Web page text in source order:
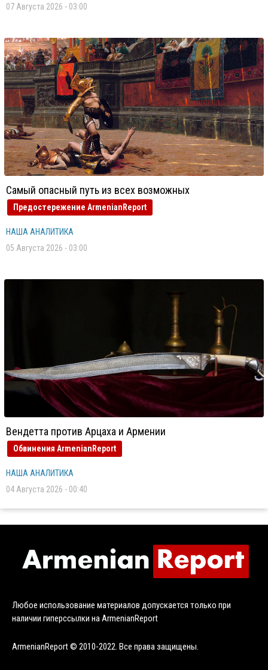
07 Августа 2026 - 03:00
Самый опасный путь из всех возможных
Предостережение ArmenianReport
НАША АНАЛИТИКА
05 Августа 2026 - 03:00
Вендетта против Арцаха и Армении
Обвинения ArmenianReport
НАША АНАЛИТИКА
04 Августа 2026 - 00:40
Любое использование материалов допускается только при
наличии гиперссылки на ArmenianReport
ArmenianReport © 2010-2022. Все права защищены.